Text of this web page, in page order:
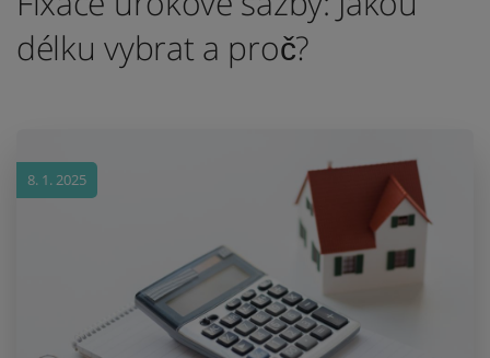
délku vybrat a proč?
8. 1. 2025